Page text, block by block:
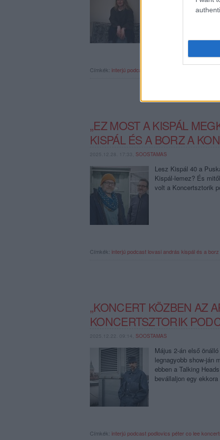
Margaret Island
írásba, és öt
Címkék: interjú podcast
„EZ MOST A KISPÁL
KISPÁL ÉS A BORZ A
2025.12.28. 17:33, SOOSTAMAS
Lesz Kispál 40 a
Kispál-lemez? És
volt a Koncertsztorik
Címkék: interjú podcast lovasi andrás kispál és a borz
„KONCERT KÖZBEN AZ
KONCERTSZTORIK
2025.12.22. 09:14, SOOSTAMAS
Május 2-án első
legnagyobb show-ján
ebben a Talking
bevállaljon egy
Címkék: interjú podcast podlovics péterco lee